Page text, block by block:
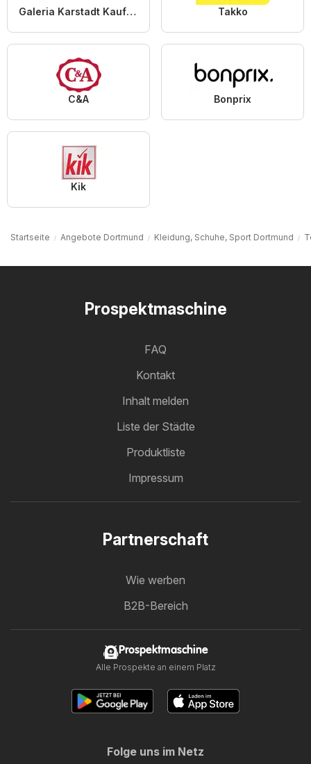
Galeria Karstadt Kaufhof Takko
C&A Bonprix
Kik
Startseite Angebote Dortmund Kleidung, Schuhe, Sport Dortmund
Prospektmaschine
FAQ
Kontakt
Inhalt melden
Liste der Städte
Produktliste
Impressum
Partnerschaft
Wie werben
B2B-Bereich
Prospektmaschine
Alle Prospekte an einem Platz
Folge uns im Netz